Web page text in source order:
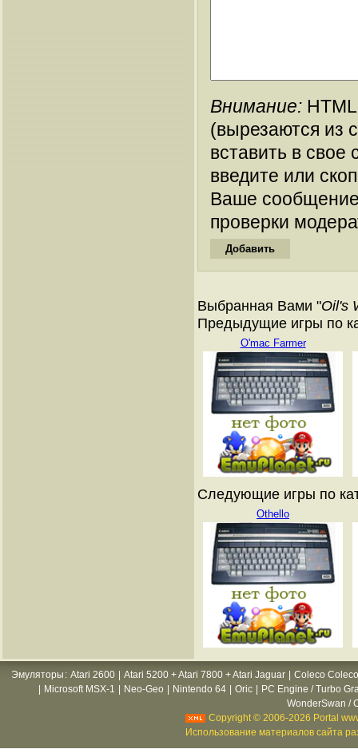
Внимание:
(вырезаются из
вставить в
введите или
Ваше
проверки
Выбранная Вами "Oil's
Предыдущие игры по
O'mac Farmer
Следующие игры по
Othello
Эмуляторы : Atari 2600 Atari 5200 + Atari 7800 + Atari Jaguar
Coleco
Microsoft MSX-1 Neo-Geo Nintendo 64 Oric
PC Engine / Turbo
WonderSwan /
Copyright © 2006-2026 Portal
Использование материалов сайта